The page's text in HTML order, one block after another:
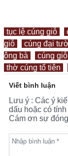
tục lệ cúng giỗ
giỗ
cúng đại
ông bà
cúng
thờ cúng tổ tiên
Viết bình luận
Lưu ý : Các ý
dấu hoặc có
Cám ơn sự